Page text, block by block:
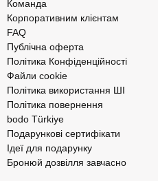
Команда
Корпоративним клієнтам
FAQ
Публічна оферта
Політика Конфіденційності
Файли cookie
Політика використання ШІ
Політика повернення
bodo Türkiye
Подарункові сертифікати
Ідеї для подарунку
Бронюй дозвілля завчасно